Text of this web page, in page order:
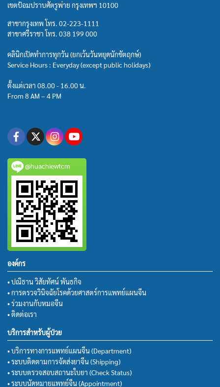
เขตป้อมปราบศัตรูพ่าย กรุงเทพฯ 10100
สาขากรุงเทพ โทร. 02-223-1111
สาขาศรีราชา โทร. 038 199 000
คลินิกเปิดทำการทุกวัน (ยกเว้นวันหยุดนักขัตฤกษ์)
Service Hours : Everyday (except public holidays)
ตั้งแต่เวลา 08.00 - 16.00 น.
From 8 AM – 4 PM
@huachiewtcm
องค์กร
• ปณิธาน วิสัยทัศน์ พันธกิจ
• การตรวจวินิจฉัยโรคด้วยศาสตร์การแพทย์แผนจีน
• ร่วมงานกับหมอจีน
• ติดต่อเรา
บริการสำหรับผู้ป่วย
• บริการทางการแพทย์แผนจีน (Department)
• ระบบติดตามการจัดส่งยาจีน (Shipping)
• ระบบตรวจสอบสถานะใบยา (Check Status)
• ระบบนัดหมายแพทย์จีน (Appointment)